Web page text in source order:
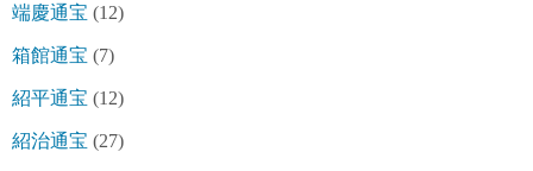
端慶通宝 (12)
箱館通宝 (7)
紹平通宝 (12)
紹治通宝 (27)